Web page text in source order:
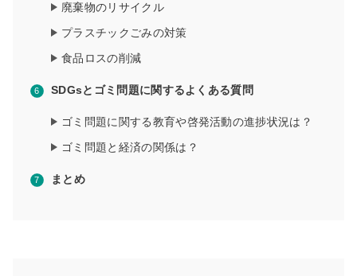
廃棄物のリサイクル
プラスチックごみの対策
食品ロスの削減
SDGsとゴミ問題に関するよくある質問
ゴミ問題に関する教育や啓発活動の進捗状況は？
ゴミ問題と経済の関係は？
まとめ